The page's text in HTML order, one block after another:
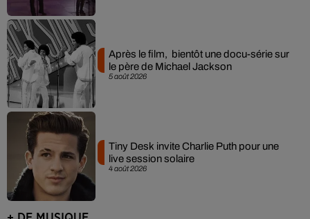
5 août 2026
Après le film, bientôt une docu-série sur
le père de Michael Jackson
4 août 2026
Tiny Desk invite Charlie Puth pour une
live session solaire